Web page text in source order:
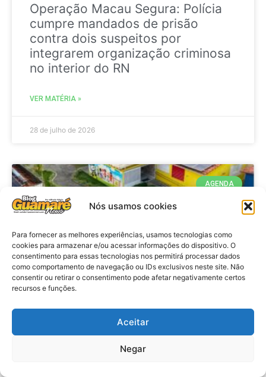
Nós usamos cookies
Para fornecer as melhores experiências, usamos tecnologias como
cookies para armazenar e/ou acessar informações do dispositivo. O
consentimento para essas tecnologias nos permitirá processar dados
como comportamento de navegação ou IDs exclusivos neste site. Não
consentir ou retirar o consentimento pode afetar negativamente certos
recursos e funções.
Aceitar
Negar
Operação Macau Segura: Polícia
cumpre mandados de prisão
contra dois suspeitos por
integrarem organização criminosa
no interior do RN
VER MATÉRIA »
28 de julho de 2026
AGENDA
Agenda: 10ª Mostra Pedagógica
da Casa Durval Paiva acontecerá
nesta quarta-feira (29)